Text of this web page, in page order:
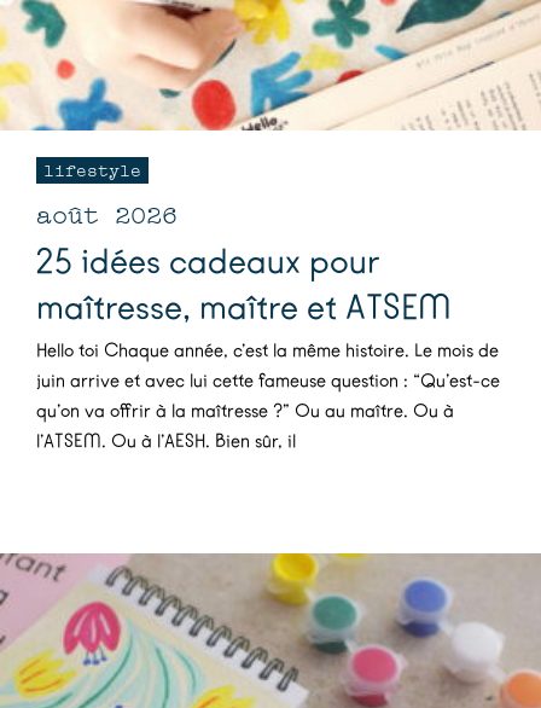
lifestyle
août 2026
25 idées cadeaux pour
maîtresse, maître et ATSEM
Hello toi Chaque année, c’est la même histoire. Le mois de
juin arrive et avec lui cette fameuse question : “Qu’est-ce
qu’on va offrir à la maîtresse ?” Ou au maître. Ou à
l’ATSEM. Ou à l’AESH. Bien sûr, il